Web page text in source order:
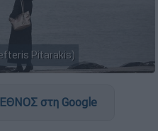
Pitarakis)
στη Google